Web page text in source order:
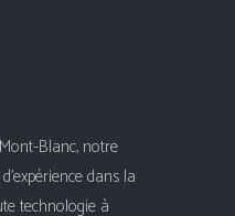
Blanc, notre
dans la
technologie à